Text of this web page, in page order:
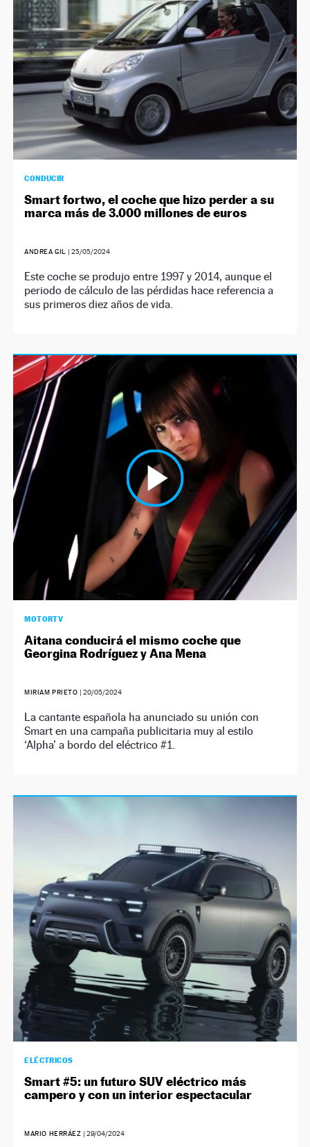
CONDUCIR
Smart fortwo, el coche que hizo perder a su
marca más de 3.000 millones de euros
ANDREA GIL |25/05/2024
Este coche se produjo entre 1997 y 2014, aunque el
periodo de cálculo de las pérdidas hace referencia a
sus primeros diez años de vida.
MOTORTV
Aitana conducirá el mismo coche que
Georgina Rodríguez y Ana Mena
MIRIAM PRIETO |20/05/2024
La cantante española ha anunciado su unión con
Smart en una campaña publicitaria muy al estilo
‘Alpha’ a bordo del eléctrico #1.
ELÉCTRICOS
Smart #5: un futuro SUV eléctrico más
campero y con un interior espectacular
MARIO HERRÁEZ |29/04/2024